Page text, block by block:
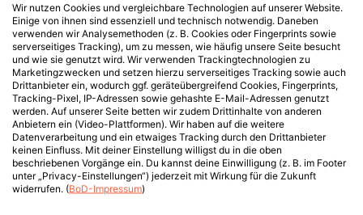
Wir nutzen Cookies und vergleichbare Technologien auf unserer Website.
Einige von ihnen sind essenziell und technisch notwendig. Daneben
verwenden wir Analysemethoden (z. B. Cookies oder Fingerprints sowie
serverseitiges Tracking), um zu messen, wie häufig unsere Seite besucht
und wie sie genutzt wird. Wir verwenden Trackingtechnologien zu
Marketingzwecken und setzen hierzu serverseitiges Tracking sowie auch
Drittanbieter ein, wodurch ggf. geräteübergreifend Cookies, Fingerprints,
Tracking-Pixel, IP-Adressen sowie gehashte E-Mail-Adressen genutzt
werden. Auf unserer Seite betten wir zudem Drittinhalte von anderen
Anbietern ein (Video-Plattformen). Wir haben auf die weitere
Datenverarbeitung und ein etwaiges Tracking durch den Drittanbieter
keinen Einfluss. Mit deiner Einstellung willigst du in die oben
beschriebenen Vorgänge ein. Du kannst deine Einwilligung (z. B. im Footer
unter „Privacy-Einstellungen“) jederzeit mit Wirkung für die Zukunft
widerrufen. (BoD-Impressum)